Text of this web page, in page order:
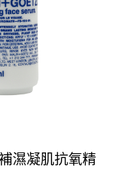
濕凝肌抗氧精